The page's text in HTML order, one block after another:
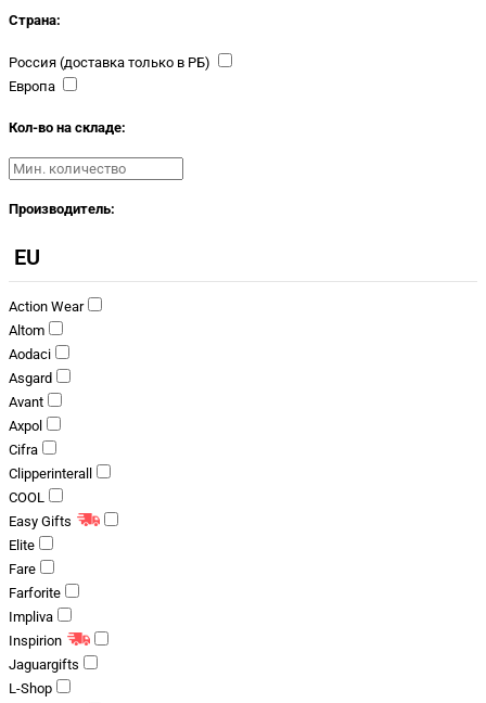
Страна:
Россия (доставка только в РБ)
Европа
Кол-во на складе:
Производитель:
EU
Action Wear
Altom
Aodaci
Asgard
Avant
Axpol
Cifra
Clipperinterall
COOL
Easy Gifts
Elite
Fare
Farforite
Impliva
Inspirion
Jaguargifts
L-Shop